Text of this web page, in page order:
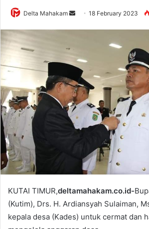
Delta Mahakam
a
e
m
a
i
18 February 2023
KUTAI TIMUR,deltamahakam.co.id-
(Kutim), Drs. H. Ardiansyah Sulaiman,
kepala desa (Kades) untuk cermat dan